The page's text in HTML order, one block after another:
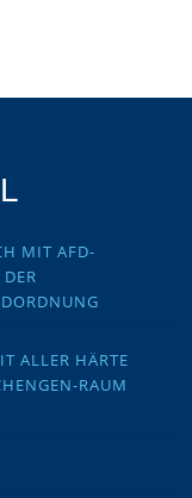
MIT AFD-
ALLER HÄRTE
RAUM